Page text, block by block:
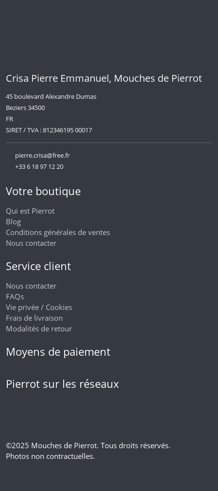
Crisa Pierre Emmanuel, Mouches de Pierrot
45 boulevard Alexandre Dumas
Beziers 34500
FR
SIRET / TVA : 812346195 00017
pierre.crisa@free.fr
+33 6 18 97 12 20
Votre boutique
Qui est Pierrot
Blog
Conditions générales de ventes
Nous contacter
Service client
Nous contacter
FAQs
Vie privée / Cookies
Frais de livraison
Modalités de retour
Moyens de paiement
Pierrot sur les réseaux
©2025 Mouches de Pierrot. Tous droits réservés.
Photos non contractuelles.